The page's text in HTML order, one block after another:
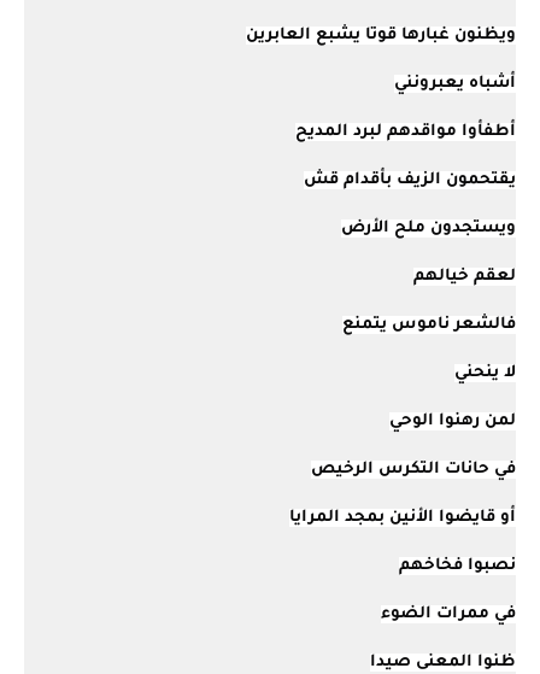
ويظنون غبارها قوتا يشبع العابرين
أشباه يعبرونني
أطفأوا مواقدهم لبرد المديح
يقتحمون الزيف بأقدام قش
ويستجدون ملح الأرض
لعقم خيالهم
فالشعر ناموس يتمنع
لا ينحني
لمن رهنوا الوحي
في حانات التكرس الرخيص
أو قايضوا الأنين بمجد المرايا
نصبوا فخاخهم
في ممرات الضوء
ظنوا المعنى صيدا